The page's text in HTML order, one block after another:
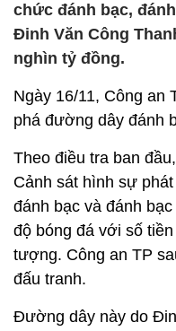
chức đánh bạc,
Đinh Văn Công
nghìn tỷ đồng.
Ngày 16/11, Công an
phá đường dây đánh
Theo điều tra ban
Cảnh sát hình sự
đánh bạc và đánh
độ bóng đá với số
tượng. Công an TP
đấu tranh.
Đường dây này do